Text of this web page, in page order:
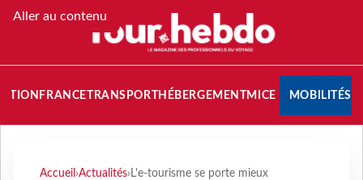
Aller au contenu
FRANCETRANSPORT HÉBERGEMENTMICE MOBILITÉS
Accueil ›Actualités› L'e-tourisme se porte mieux